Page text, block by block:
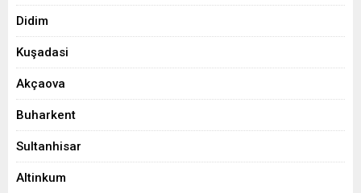
Didim
Kuşadasi
Akçaova
Buharkent
Sultanhisar
Altinkum